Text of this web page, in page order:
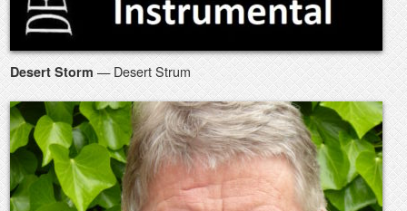
Desert Storm— Desert Strum